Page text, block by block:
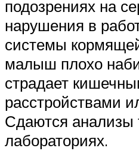
подозрениях на
нарушения в
системы
малыш плохо
страдает
расстройствами
Сдаются анализы
лабораториях.